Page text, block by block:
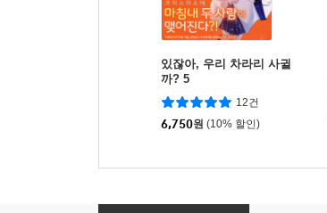
있잖아, 우리 차라리 사귈
까? 5
12건
6,750원 (10% 할인)